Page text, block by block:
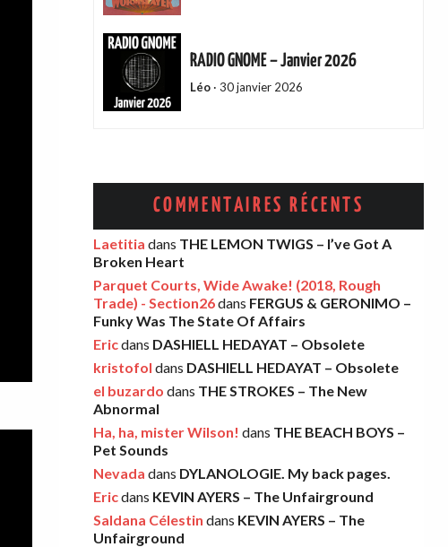
RADIO GNOME – Janvier 2026
Léo· 30 janvier 2026
Eric·13 décembre 2025
AMELIA COBURN – Between The Moon
Léo· 9 décembre 2025
THE LEMON TWIGS – Go To School
Léo· 5 novembre 2025
Eric·2 novembre 2025
COMMENTAIRES RÉCENTS
Laetitia dans THE LEMON TWIGS – I’ve Got A
Broken Heart
Parquet Courts, Wide Awake! (2018, Rough
Trade) - Section26dans FERGUS & GERONIMO –
Funky Was The State Of Affairs
Ericdans DASHIELL HEDAYAT – Obsolete
kristofol dans DASHIELL HEDAYAT – Obsolete
el buzardo dans THE STROKES – The New
Abnormal
Ha, ha, mister Wilson! dans THE BEACH BOYS –
Pet Sounds
Nevada dans DYLANOLOGIE. My back pages.
Ericdans KEVIN AYERS – The Unfairground
Saldana Célestin dans KEVIN AYERS – The
Unfairground